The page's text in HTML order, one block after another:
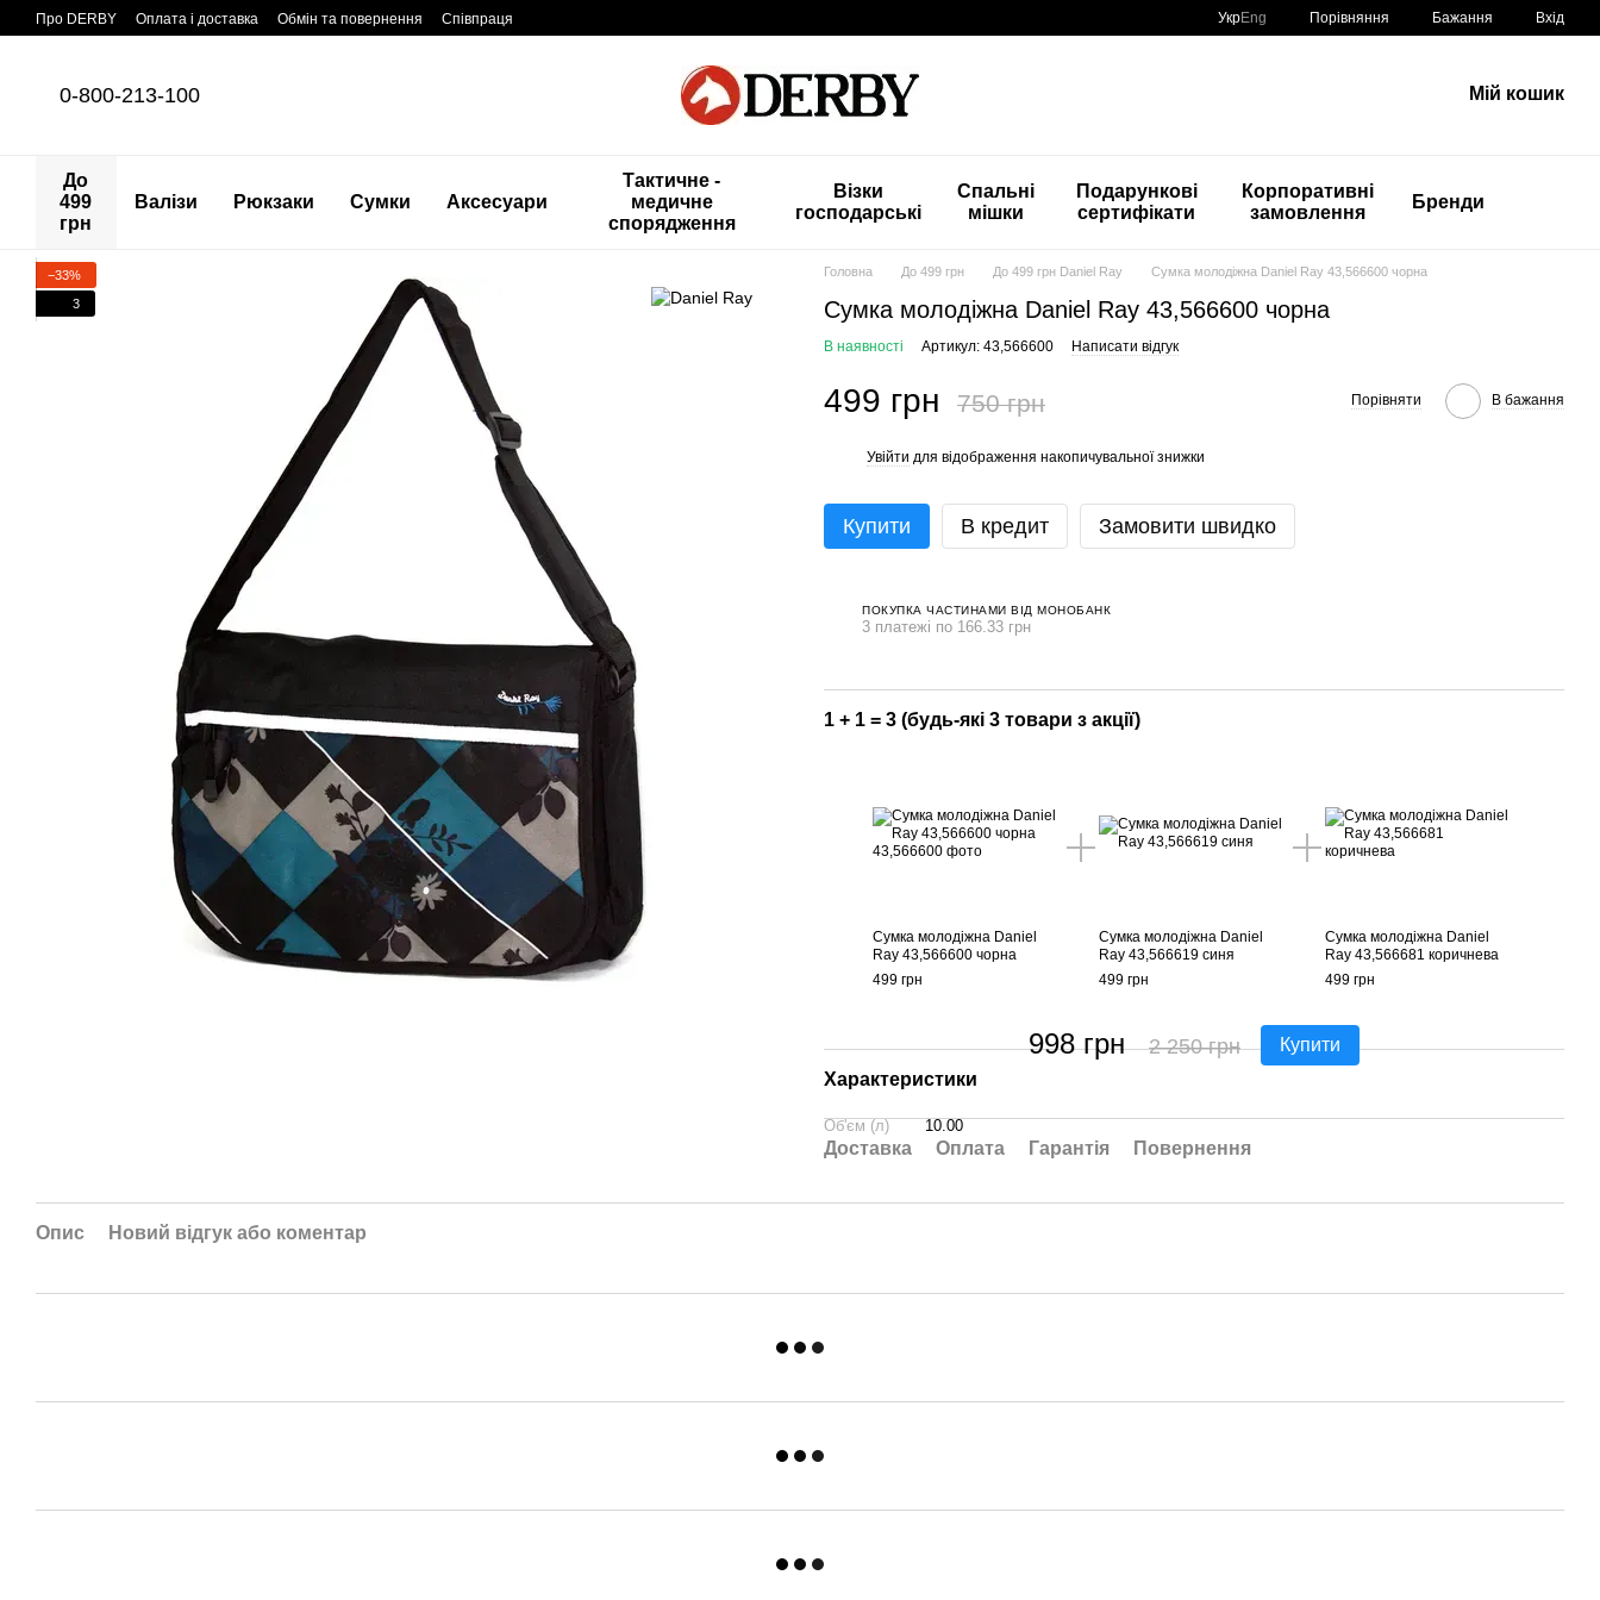
Перейти до основного контенту
Про DERBY Оплата і доставка Обмін та повернення Співпраця УкрEng Порівняння Бажання Вхід
0-800-213-100 Мій кошик
До
499
грн
Валізи Рюкзаки Сумки Аксесуари
Тактичне -
медичне
спорядження
Візки
господарські
Спальні
мішки
Подарункові
сертифікати
Корпоративні
замовлення
Бренди
−33%
3
Головна До 499 грн До 499 грн Daniel Ray Сумка молодіжна Daniel Ray 43,566600 чорна
Сумка молодіжна Daniel Ray 43,566600 чорна
В наявності Артикул: 43,566600 Написати відгук
499 грн 750 грн Порівняти В бажання
Увійти для відображення накопичувальної знижки
Купити В кредит Замовити швидко
ПОКУПКА ЧАСТИНАМИ ВІД МОНОБАНК
3 платежі по 166.33 грн
1 + 1 = 3 (будь-які 3 товари з акції)
Сумка молодіжна Daniel
Ray 43,566600 чорна
499 грн
Сумка молодіжна Daniel
Ray 43,566619 синя
499 грн
Сумка молодіжна Daniel
Ray 43,566681 коричнева
499 грн
998 грн 2 250 грн
Купити
Характеристики
Об'єм (л) 10.00
Доставка Оплата Гарантія Повернення
Опис Новий відгук або коментар